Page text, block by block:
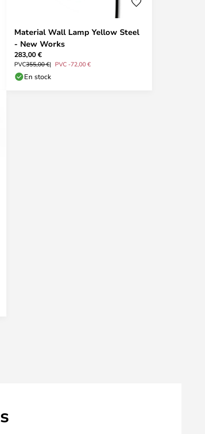
Material Wall Lamp Yellow Steel
- New Works
283,00 €
PVC355,00 € PVC -72,00 €
En stock